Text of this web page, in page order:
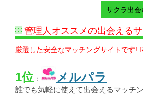
サクラ出
管理人オススメの出会えるサ
厳選した安全なマッチングサイトです!
1位： メルパラ
誰でも気軽に使えて出会えるマッチ